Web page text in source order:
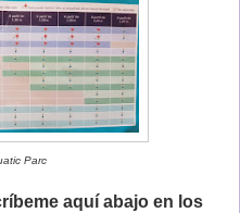
Parc
aquí abajo en los